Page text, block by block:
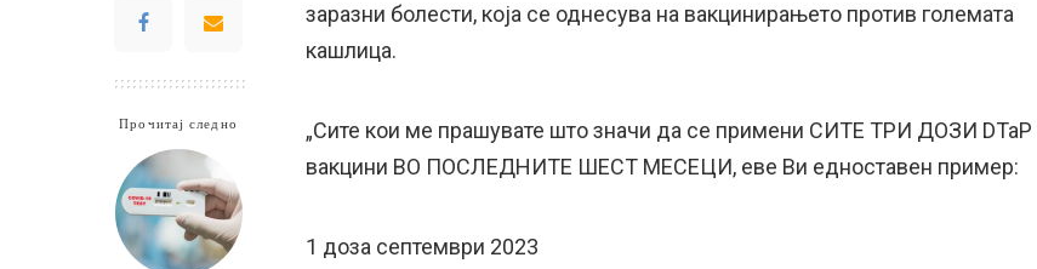
Прочитај следно
заразни болести, која се однесува на вакцинирањето против големата
кашлица.
„Сите кои ме прашувате што значи да се примени СИТЕ ТРИ ДОЗИ DTaP
вакцини ВО ПОСЛЕДНИТЕ ШЕСТ МЕСЕЦИ, еве Ви едноставен пример:
1 доза септември 2023